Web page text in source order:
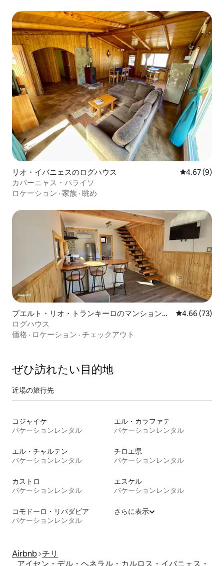
リオ・イバニェスのログハウス レビュー9
4.67 (9)
カバーニャス・パライソ
ロケーション · 家族 · 眺め
プエルト・リオ・トランキーロのマンション・
アパート
レビュー73
4.66 (73)
ログハウス
価格 · ロケーション · チェックアウト
ぜひ訪⁠れ⁠た⁠い目⁠的⁠地
近場の旅行先
コジャイケ
バケーションレンタル
エル・カラファテ
バケーションレンタル
エル・チャルテン
バケーションレンタル
チロエ県
バケーションレンタル
カストロ
バケーションレンタル
エスケル
バケーションレンタル
コモドーロ・リバダビア
バケーションレンタル
さらに表示
Airbnb チリ
アイセン・デル・ヘネラル・カルロス・イバニェス・